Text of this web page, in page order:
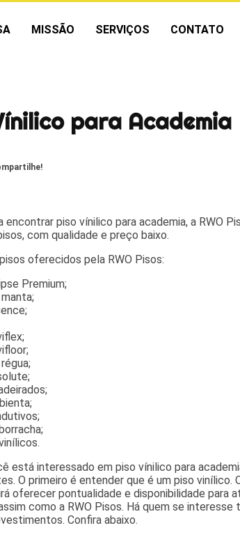
MISSÃO SERVIÇOS CONTATO
para Academia
encontrar piso vínilico para academia, a RWO
com qualidade e preço baixo.
oferecidos pela RWO Pisos:
Premium;
está interessado em piso vínilico para
O primeiro é entender que é um piso vinílico.
oferecer pontualidade e disponibilidade para
como a RWO Pisos. Há quem se
Confira abaixo.